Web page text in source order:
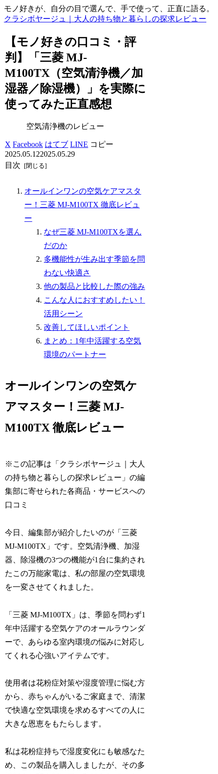
モノ好きが、自分の目で選んで、手で使って、正直に語る。
クラシボヤージュ｜大人の持ち物と暮らしの探求レビュー
【モノ好きの口コミ・評
判】「三菱 MJ-
M100TX（空気清浄機／加
湿器／除湿機）」を実際に
使ってみた正直感想
空気清浄機のレビュー
X Facebook はてブ LINE コピー
2025.05.122025.05.29
目次
オールインワンの空気ケアマスタ
ー！三菱 MJ-M100TX 徹底レビュ
ー
なぜ三菱 MJ-M100TXを選ん
だのか
多機能性が生み出す季節を問
わない快適さ
他の製品と比較した際の強み
こんな人におすすめしたい！
活用シーン
改善してほしいポイント
まとめ：1年中活躍する空気
環境のパートナー
オールインワンの空気ケ
アマスター！三菱 MJ-
M100TX 徹底レビュー
※この記事は「クラシボヤージュ｜大人
の持ち物と暮らしの探求レビュー」の編
集部に寄せられた各商品・サービスへの
口コミ
今日、編集部が紹介したいのが「三菱
MJ-M100TX」です。空気清浄機、加湿
器、除湿機の3つの機能が1台に集約され
たこの万能家電は、私の部屋の空気環境
を一変させてくれました。
「三菱 MJ-M100TX」は、季節を問わず1
年中活躍する空気ケアのオールラウンダ
ーで、あらゆる室内環境の悩みに対応し
てくれる心強いアイテムです。
使用者は花粉症対策や湿度管理に悩む方
から、赤ちゃんがいるご家庭まで、清潔
で快適な空気環境を求めるすべての人に
大きな恩恵をもたらします。
私は花粉症持ちで湿度変化にも敏感なた
め、この製品を購入しましたが、その多